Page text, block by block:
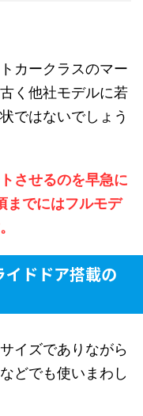
カークラスのマー
く他社モデルに若
ではないでしょう
させるのを早急に
までにはフルモデ
ドドア搭載の
イズでありながら
どでも使いまわし